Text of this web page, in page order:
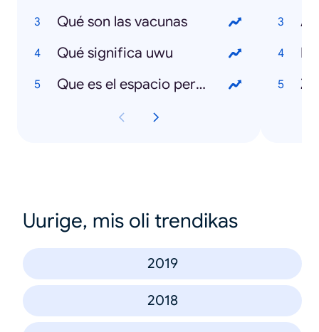
Qué son las vacunas
Qué significa uwu
Que es el espacio personal
Uurige, mis oli trendikas
2019
2018